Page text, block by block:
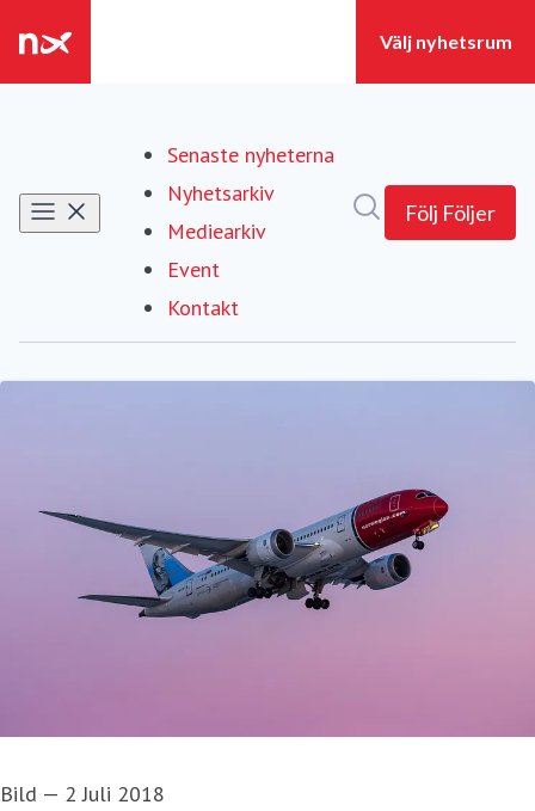
Senaste nyheterna
Nyhetsarkiv
Mediearkiv
Event
Kontakt
Följ Följer
Bild — 2 Juli 2018